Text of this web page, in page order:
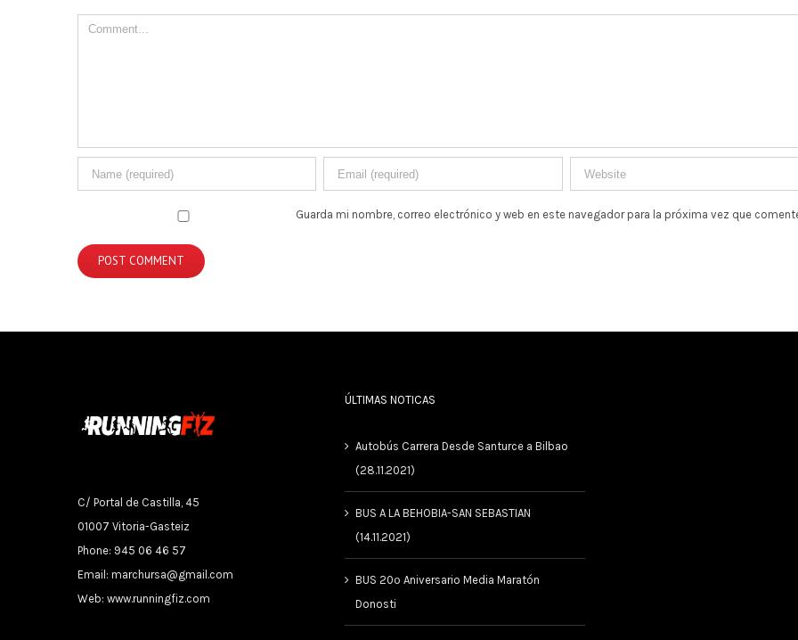
Guarda mi nombre, correo electrónico y web en este navegador para la próxima vez que
01007 Vitoria-Gasteiz
Phone: 945 06 46 57
Email: marchursa@gmail.com
Web:www.runningfiz.com
(28.11.2021)
BUS A LA BEHOBIA-SAN SEBASTIAN
(14.11.2021)
BUS 20º Aniversario Media Maratón
Donosti
ENTRENAMIENTOS RUNNINGFIZ